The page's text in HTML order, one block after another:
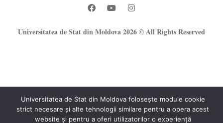
Universitatea de Stat din Moldova 2026 © All Rights Reserved
Universitatea de Stat din Moldova folosește module cookie
strict necesare și alte tehnologii similare pentru a opera acest
website și pentru a oferi utilizatorilor o experiență